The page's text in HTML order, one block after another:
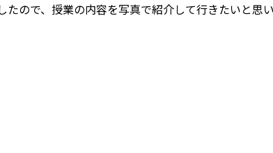
たので、授業の内容を写真で紹介して行きたいと思